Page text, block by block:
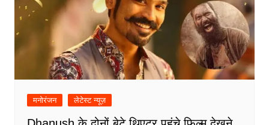
मनोरंजन लेटेस्ट न्यूज़